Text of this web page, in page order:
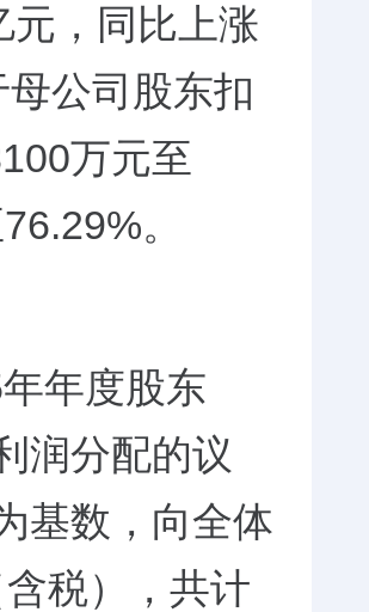
元，同比上涨
公司股东扣
万元至
。
年度股东
润分配的议
基数，向全体
税），共计